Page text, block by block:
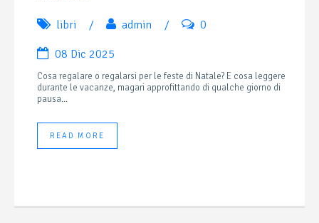
libri / admin / 0
08 Dic 2025
Cosa regalare o regalarsi per le feste di Natale? E cosa leggere
durante le vacanze, magari approfittando di qualche giorno di
pausa...
READ MORE